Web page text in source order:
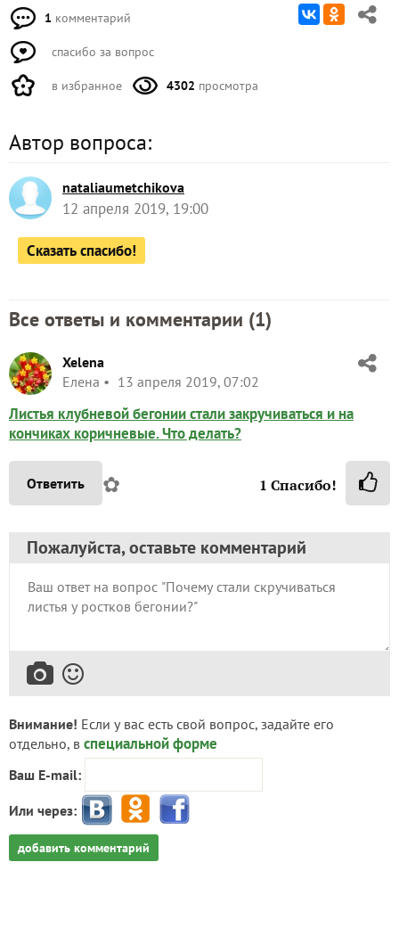
1 комментарий
спасибо за вопрос
в избранное 4302 просмотра
Автор вопроса:
nataliaumetchikova
12 апреля 2019, 19:00
Сказать спасибо!
Все ответы и комментарии (1)
Xelena
Елена
13 апреля 2019, 07:02
Листья клубневой бегонии стали закручиваться и на
кончиках коричневые. Что делать?
Ответить ✿ 1 Спасибо!
Пожалуйста, оставьте комментарий
Внимание! Если у вас есть свой вопрос, задайте его
отдельно, в специальной форме
Ваш E-mail:
Или через:
добавить комментарий